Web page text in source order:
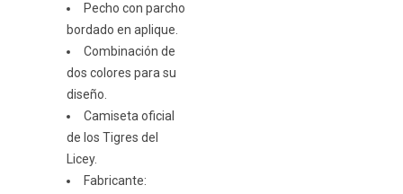
Pecho con parcho
bordado en aplique.
Combinación de
dos colores para su
diseño.
Camiseta oficial
de los Tigres del
Licey.
Fabricante: